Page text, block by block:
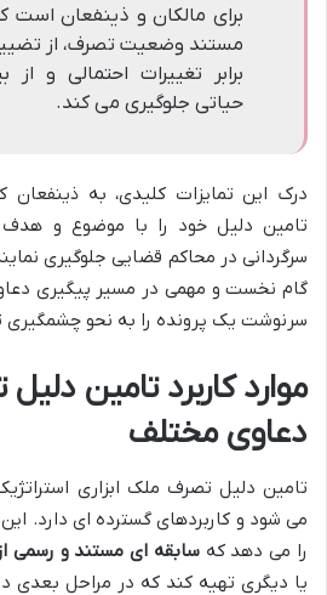
برای مالکان و ذینفعان است
مستند وضعیت تصرف، از
برابر تغییرات احتمالی و
حیاتی جلوگیری می کند.
درک این تمایزات کلیدی، به
تامین دلیل خود را با موضوع و
سرگردانی در محاکم قضایی جلوگیری
گام نخست و مهمی در مسیر پیگیری
سرنوشت یک پرونده را به نحو چشمگیری
موارد کاربرد تامین
دعاوی مختلف
تامین دلیل تصرف ملک ابزاری
می شود و کاربردهای گسترده ای دارد. این
را می دهد کهسابقه ای مستند و
یا دیگری تهیه کند که در مراحل بعدی